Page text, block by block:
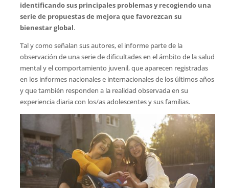
identificando sus principales problemas y recogiendo una
serie de propuestas de mejora que favorezcan su
bienestar global.
Tal y como señalan sus autores, el informe parte de la
observación de una serie de dificultades en el ámbito de la salud
mental y el comportamiento juvenil, que aparecen registradas
en los informes nacionales e internacionales de los últimos años
y que también responden a la realidad observada en su
experiencia diaria con los/as adolescentes y sus familias.